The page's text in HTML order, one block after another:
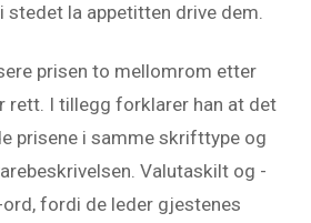
stedet la appetitten drive dem.
prisen to mellomrom etter
rett. I tillegg forklarer han at det
prisene i samme skrifttype og
Valutaskilt og -
fordi de leder gjestenes